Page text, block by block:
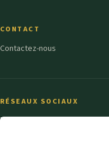
CONTACT
Contactez-nous
RÉSEAUX SOCIAUX